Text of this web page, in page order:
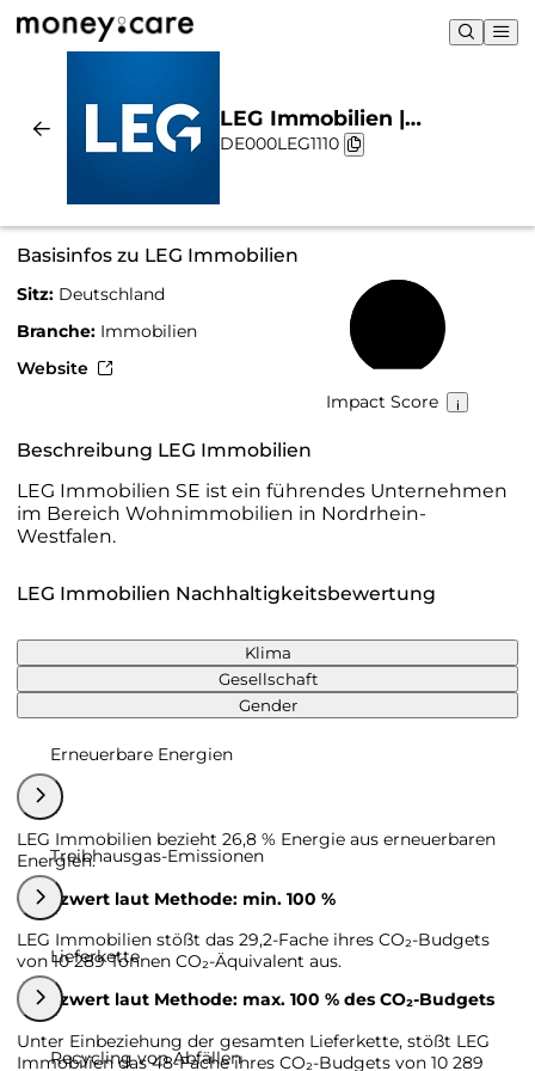
LEG Immobilien |
Nachhaltigkeit & Chart
DE000LEG1110
Basisinfos zu LEG Immobilien
Sitz: Deutschland
Branche: Immobilien
Website
Impact Score
Beschreibung LEG Immobilien
LEG Immobilien SE ist ein führendes Unternehmen
im Bereich Wohnimmobilien in Nordrhein-
Westfalen.
LEG Immobilien Nachhaltigkeitsbewertung
Klima
Gesellschaft
Gender
Erneuerbare Energien
LEG Immobilien bezieht 26,8 % Energie aus erneuerbaren
Energien.
Grenzwert laut Methode: min. 100 %
Treibhausgas-Emissionen
LEG Immobilien stößt das 29,2-Fache ihres CO₂-Budgets
von 10 289 Tonnen CO₂-Äquivalent aus.
Grenzwert laut Methode: max. 100 % des CO₂-Budgets
Lieferkette
Unter Einbeziehung der gesamten Lieferkette, stößt LEG
Immobilien das 48-Fache ihres CO₂-Budgets von 10 289
Recycling von Abfällen